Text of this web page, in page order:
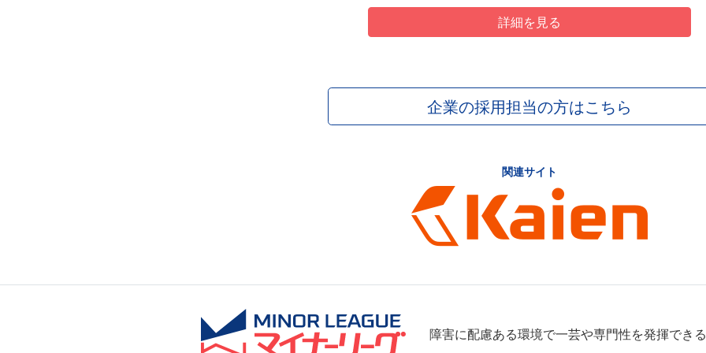
詳細を見る
企業の採用担当の方はこちら
関連サイト
障害に配慮ある環境で一芸や専門性を発揮でき